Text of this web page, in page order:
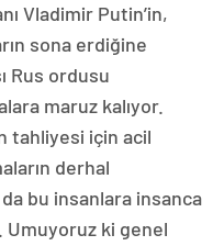
Vladimir Putin’in,
sona erdiğine
Rus ordusu
maruz kalıyor.
tahliyesi için acil
derhal
da bu insanlara insanca
ki genel